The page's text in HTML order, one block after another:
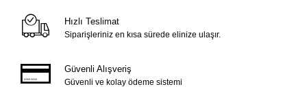
Hızlı Teslimat
Siparişleriniz en kısa sürede elinize ulaşır.
Güvenli Alışveriş
Güvenli ve kolay ödeme sistemi